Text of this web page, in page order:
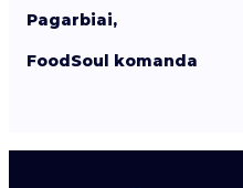
Pagarbiai,
FoodSoul komanda